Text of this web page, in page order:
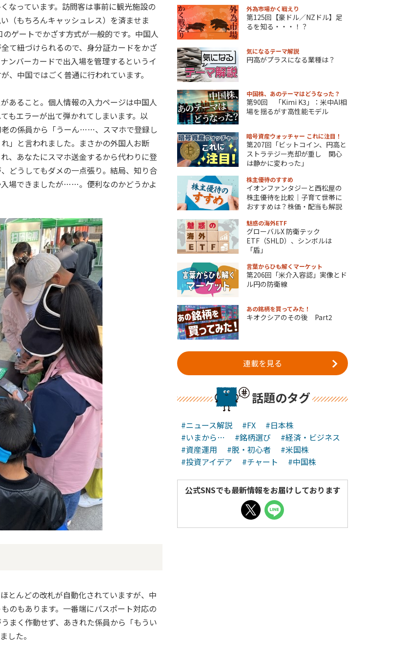
なっています。訪問客は事前に観光施設の
（もちろんキャッシュレス）を済ませま
ゲートでかざす方式が一般的です。中国人
て紐づけられるので、身分証カードをかざ
ンバーカードで出入場を管理するというイ
、中国ではごく普通に行われています。
あること。個人情報の入力ページは中国人
もエラーが出て弾かれてしまいます。以
の係員から「うーん……、スマホで登録し
」と言われました。まさかの外国人お断
、あなたにスマホ送金するから代わりに登
どうしてもダメの一点張り。結局、知り合
場できましたが……。便利なのかどうかよ
とんどの改札が自動化されていますが、中
のもあります。一番端にパスポート対応の
まく作動せず、あきれた係員から「もうい
した。
外為市場かく戦えり
第125回【豪ドル／NZドル】足
るを知る・・・！？
気になるテーマ解説
円高がプラスになる業種は？
中国株、あのテーマはどうなった？
第90回 「Kimi K3」：米中AI相
場を揺るがす高性能モデル
暗号資産ウォッチャー これに注目！
第207回「ビットコイン、円高と
ストラテジー売却が重し 関心
は静かに変わった」
株主優待のすすめ
イオンファンタジーと西松屋の
株主優待を比較｜子育て世帯に
おすすめは？株価・配当も解説
魅惑の海外ETF
グローバルX 防衛テック
ETF（SHLD）、シンボルは
「盾」
言葉からひも解くマーケット
第206回「米介入容認」実像とド
ル円の防衛線
あの銘柄を買ってみた！
キオクシアのその後 Part2
連載を見る
話題のタグ
#ニュース解説 #FX
#日本株
#いまから…
#銘柄選び
#経済・ビジネス
#資産運用
#脱・初心者
#米国株
#投資アイデア
#チャート #中国株
公式SNSでも最新情報をお届けしております